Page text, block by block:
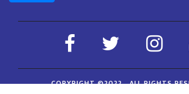
COPYRIGHT ©2022 . ALL RIGHTS